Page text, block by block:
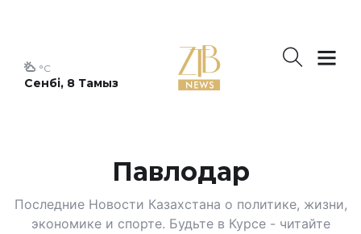
Сенбі, 8 Тамыз
°C
Павлодар
Последние Новости Казахстана о политике, жизни,
экономике и спорте. Будьте в Курсе - читайте